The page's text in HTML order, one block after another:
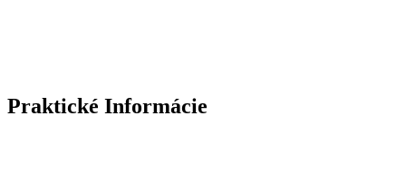
Praktické Informácie